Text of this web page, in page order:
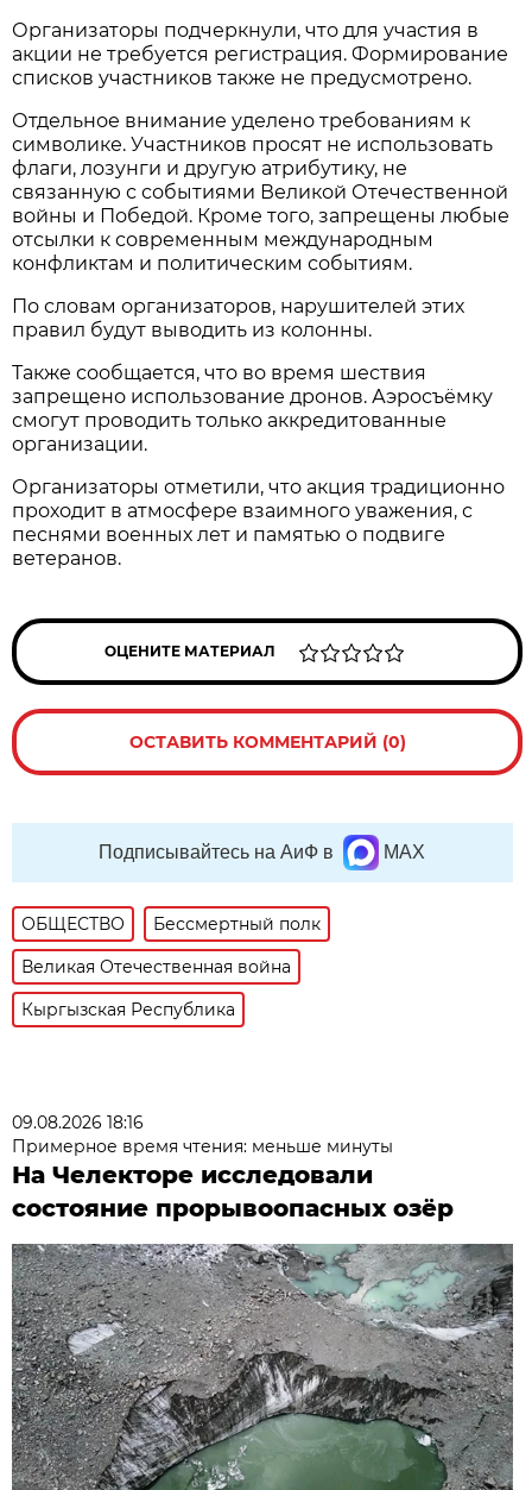
Организаторы подчеркнули, что для участия в
акции не требуется регистрация. Формирование
списков участников также не предусмотрено.
Отдельное внимание уделено требованиям к
символике. Участников просят не использовать
флаги, лозунги и другую атрибутику, не
связанную с событиями Великой Отечественной
войны и Победой. Кроме того, запрещены любые
отсылки к современным международным
конфликтам и политическим событиям.
По словам организаторов, нарушителей этих
правил будут выводить из колонны.
Также сообщается, что во время шествия
запрещено использование дронов. Аэросъёмку
смогут проводить только аккредитованные
организации.
Организаторы отметили, что акция традиционно
проходит в атмосфере взаимного уважения, с
песнями военных лет и памятью о подвиге
ветеранов.
ОЦЕНИТЕ МАТЕРИАЛ
ОСТАВИТЬ КОММЕНТАРИЙ (0)
Подписывайтесь на АиФ в MAX
ОБЩЕСТВО
Бессмертный полк
Великая Отечественная война
Кыргызская Республика
09.08.2026 18:16
Примерное время чтения: меньше минуты
На Челекторе исследовали
состояние прорывоопасных озёр